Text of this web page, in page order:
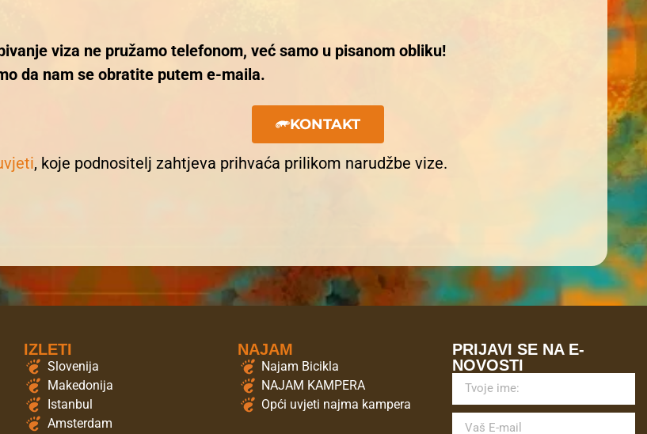
viza ne pružamo telefonom, već samo u pisanom obliku!
da nam se obratite putem e-maila.
KONTAKT
, koje podnositelj zahtjeva prihvaća prilikom narudžbe vize.
IZLETI
Slovenija
Makedonija
Istanbul
Amsterdam
NAJAM
Najam Bicikla
NAJAM KAMPERA
Opći uvjeti najma kampera
PRIJAVI SE NA E-
NOVOSTI